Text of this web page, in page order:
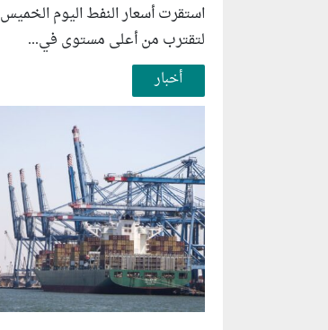
استقرت أسعار النفط اليوم الخميس
لتقترب من أعلى مستوى في...
أخبار